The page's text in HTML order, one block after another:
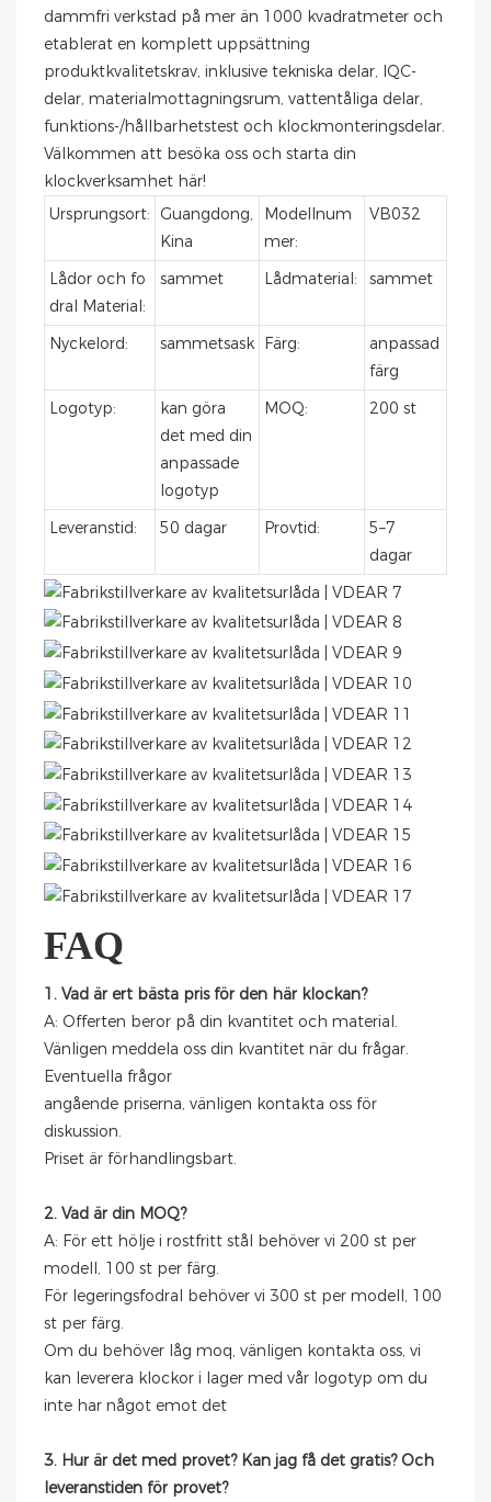
dammfri verkstad på mer än 1000 kvadratmeter och
etablerat en komplett uppsättning
produktkvalitetskrav, inklusive tekniska delar, IQC-
delar, materialmottagningsrum, vattentåliga delar,
funktions-/hållbarhetstest och klockmonteringsdelar.
Välkommen att besöka oss och starta din
klockverksamhet här!
Ursprungsort:
Guangdong,
Kina
Modellnum
mer:
VB032
Lådor och fo
dral Material:
sammet Lådmaterial: sammet
Nyckelord: sammetsask Färg:
anpassad
färg
Logotyp:
kan göra
det med din
anpassade
logotyp
MOQ: 200 st
Leveranstid: 50 dagar Provtid:
5–7
dagar
FAQ
1. Vad är ert bästa pris för den här klockan?
A: Offerten beror på din kvantitet och material.
Vänligen meddela oss din kvantitet när du frågar.
Eventuella frågor
angående priserna, vänligen kontakta oss för
diskussion.
Priset är förhandlingsbart.
2. Vad är din MOQ?
A: För ett hölje i rostfritt stål behöver vi 200 st per
modell, 100 st per färg.
För legeringsfodral behöver vi 300 st per modell, 100
st per färg.
Om du behöver låg moq, vänligen kontakta oss, vi
kan leverera klockor i lager med vår logotyp om du
inte har något emot det
3. Hur är det med provet? Kan jag få det gratis? Och
leveranstiden för provet?